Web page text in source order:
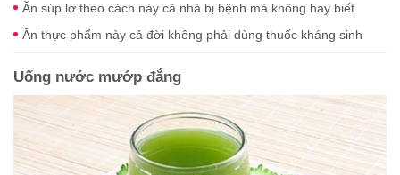
Ăn súp lơ theo cách này cả nhà bị bệnh mà không hay biết
Ăn thực phẩm này cả đời không phải dùng thuốc kháng sinh
Uống nước mướp đắng